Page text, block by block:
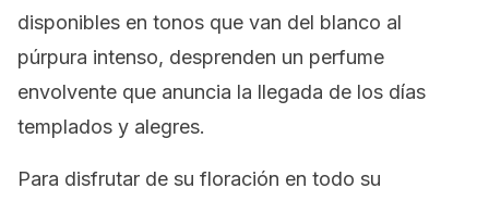
disponibles en tonos que van del blanco al
púrpura intenso, desprenden un perfume
envolvente que anuncia la llegada de los días
templados y alegres.
Para disfrutar de su floración en todo su